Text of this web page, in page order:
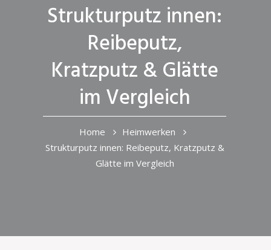
Strukturputz innen:
Reibeputz,
Kratzputz & Glätte
im Vergleich
Home
Heimwerken
Strukturputz innen: Reibeputz, Kratzputz &
Glätte im Vergleich